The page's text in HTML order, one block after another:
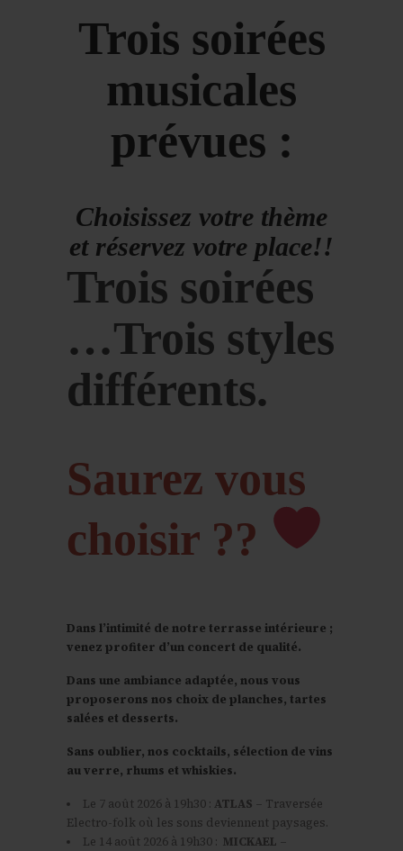
Trois soirées
musicales
prévues :
Choisissez votre thème
et réservez votre place!!
Trois soirées
…Trois styles
différents.
Saurez vous
choisir ??
Dans l’intimité de notre terrasse intérieure ;
venez profiter d’un concert de qualité.
Dans une ambiance adaptée, nous vous
proposerons nos choix de planches, tartes
salées et desserts.
Sans oublier, nos cocktails, sélection de vins
au verre, rhums et whiskies.
Le 7 août 2026 à 19h30 : ATLAS – Traversée
Electro-folk où les sons deviennent paysages.
Le 14 août 2026 à 19h30 : MICKAEL